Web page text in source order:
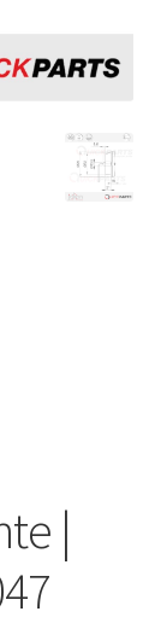
|